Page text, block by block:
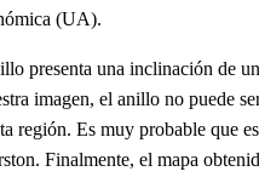
(UA).
presenta una inclinación de
imagen, el anillo no puede
Es muy probable que
Finalmente, el mapa